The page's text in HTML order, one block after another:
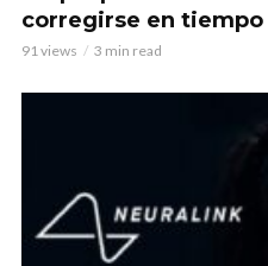
corregirse en tiempo
91 views 3 min read